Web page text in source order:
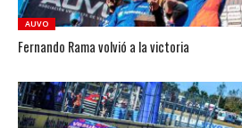
AUVO
Fernando Rama volvió a la victoria